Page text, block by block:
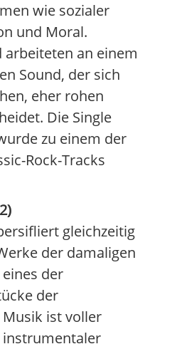
wie sozialer
und Moral.
arbeiteten an einem
Sound, der sich
eher rohen
Die Single
zu einem der
Rock-Tracks
gleichzeitig
der damaligen
der
der
Musik ist voller